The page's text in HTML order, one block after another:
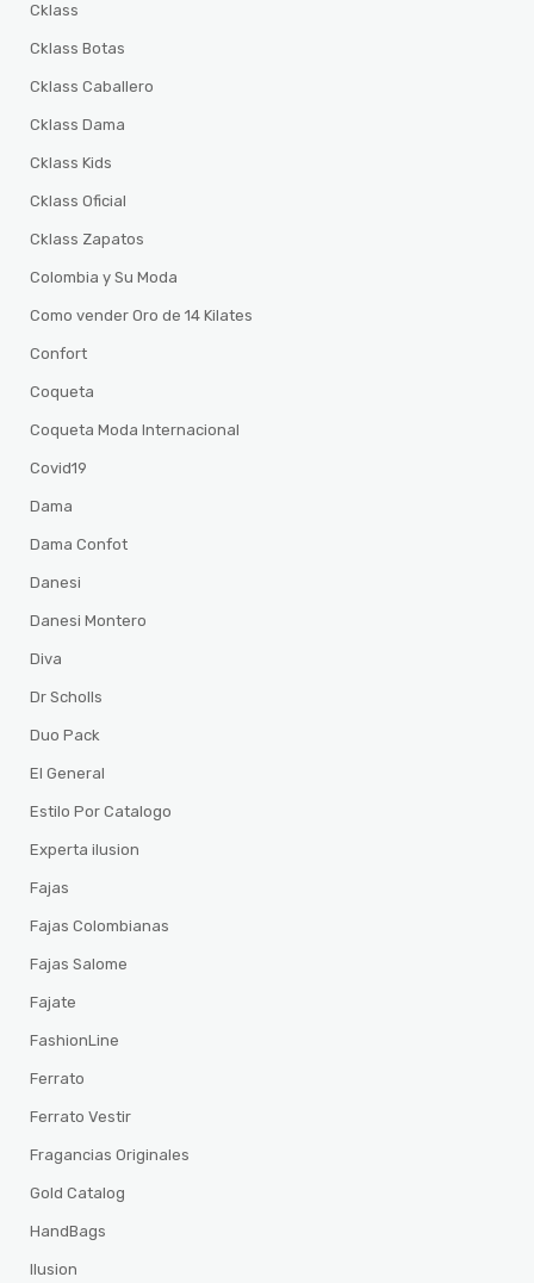
Cklass
Cklass Botas
Cklass Caballero
Cklass Dama
Cklass Kids
Cklass Oficial
Cklass Zapatos
Colombia y Su Moda
Como vender Oro de 14 Kilates
Confort
Coqueta
Coqueta Moda Internacional
Covid19
Dama
Dama Confot
Danesi
Danesi Montero
Diva
Dr Scholls
Duo Pack
El General
Estilo Por Catalogo
Experta ilusion
Fajas
Fajas Colombianas
Fajas Salome
Fajate
FashionLine
Ferrato
Ferrato Vestir
Fragancias Originales
Gold Catalog
HandBags
Ilusion